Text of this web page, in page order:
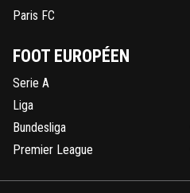
Paris FC
FOOT EUROPÉEN
Serie A
Liga
Bundesliga
Premier League